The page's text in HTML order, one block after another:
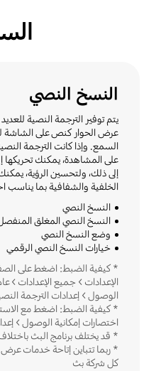
النسخ النصي
عرض الحوار كنص على
السمع. وإذا كانت الترجمة
على المشاهدة، يمكنك تحريكها
إلى ذلك، ولتحسين الرؤية،
الخلفية والشفافية بما يناسب
النسخ النصي
النسخ النصي المغلق
وضع النسخ النصي
خيارات النسخ النصي الرقمي
* كيفية الضبط: اضغط على
الإعدادات > جميع الإعدادات >
الوصول > إعدادات الترجمة
* كيفية الضبط: اضغط مع
اختصارات إمكانية الوصول >
* قد يختلف برنامج البث
* ربما تتباين إتاحة خدمات
كل شركة بث